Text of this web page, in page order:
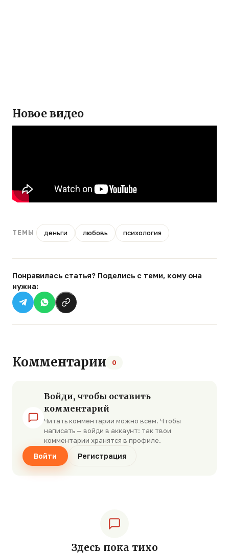
Новое видео
ТЕМЫ деньги любовь психология
Понравилась статья? Поделись с теми, кому она
нужна:
Комментарии 0
Войди, чтобы оставить
комментарий
Читать комментарии можно всем. Чтобы
написать — войди в аккаунт: так твои
комментарии хранятся в профиле.
Войти Регистрация
Здесь пока тихо